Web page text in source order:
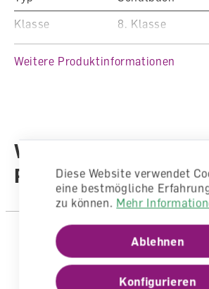
Klasse
8. Klasse
Illustratoren
Anzahl Seiten
152
Einband
Gebunden
Weitere Produktinformationen
Weitere Produkte
ReiheDiese Website verwendet
eine bestmögliche
zu können. Mehr
Ablehnen
Konfigurieren